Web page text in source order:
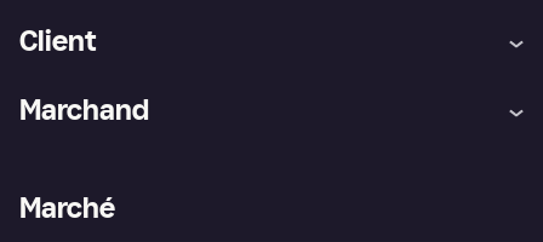
Client
Explorez les magasins
Marchand
Portail Marchand
Marché